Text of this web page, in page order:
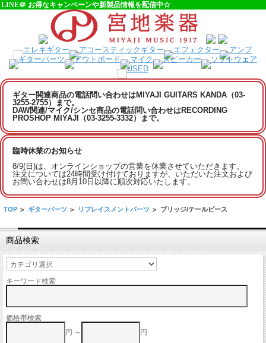
LINE＠ お得なキャンペーンや新製品情報を配信中☆
ギター関連商品の電話問い合わせはMIYAJI GUITARS KANDA（03-
3255-2755）まで。
DAW関連/マイク/シンセ商品の電話問い合わせはRECORDING
PROSHOP MIYAJI（03-3255-3332）まで。
臨時休業のお知らせ
8/9(日)は、オンラインショップの営業を休業させていただきます。
注文については24時間受け付けておりますが、いただいた注文および
お問い合わせは8月10日以降に順次対応いたします。
TOP > ギターパーツ > リプレイスメントパーツ > ブリッジ/テールピース
商品検索
キーワード検索
価格帯検索
円 ～
円